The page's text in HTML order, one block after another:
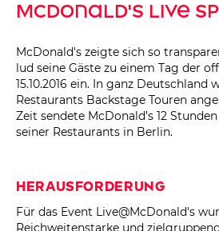
McDonald's Live
McDonald's zeigte sich so
lud seine Gäste zu einem Tag der
15.10.2016 ein. In ganz Deutschland
Restaurants Backstage Touren
Zeit sendete McDonald’s 12
seiner Restaurants in Berlin.
Herausforderung
Für das Event Live@McDonald's
Reichweitenstarke und